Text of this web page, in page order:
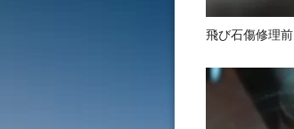
飛び石傷修理前